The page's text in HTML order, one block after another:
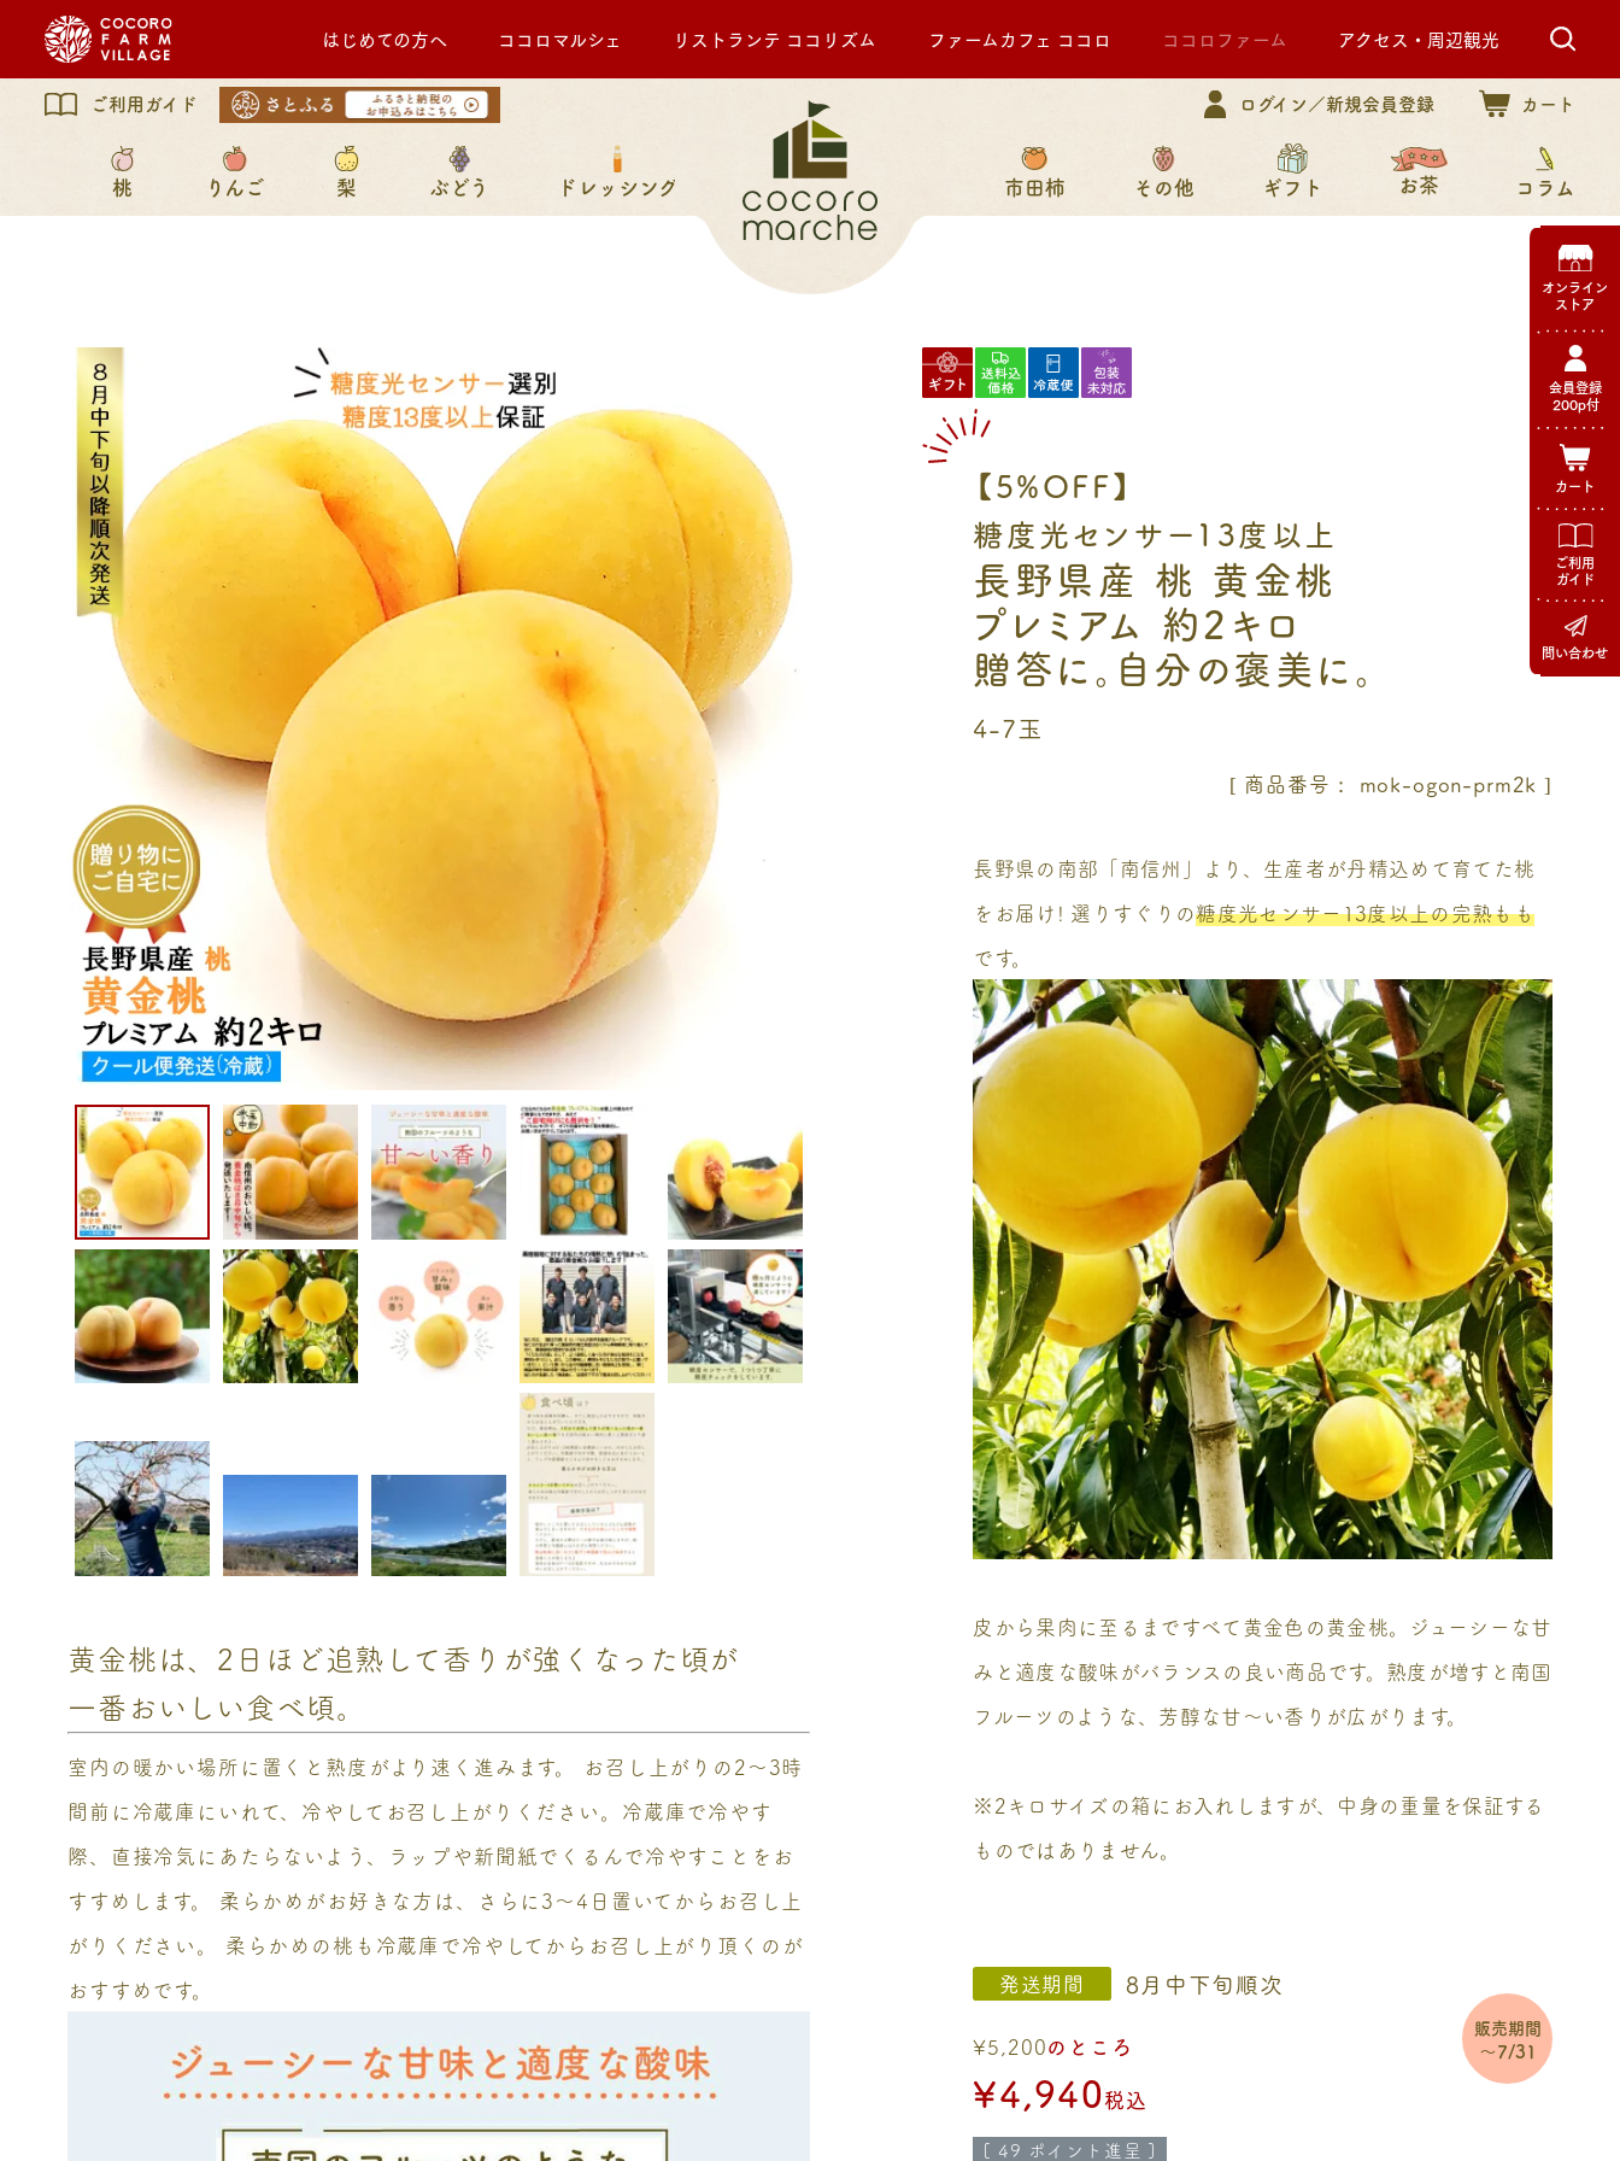
はじめての方へ ココロマルシェ リストランテ ココリズム ファームカフェ ココロ ココロファーム アクセス・周辺観光
ご利用ガイド ログイン／新規会員登録 カート
桃 りんご 梨 ぶどう ドレッシング 市田柿 その他 ギフト お茶 コラム
オンライン
ストア
会員登録
200p付
カート
ご利用
ガイド
問い合わせ
黄金桃は、2日ほど追熟して香りが強くなった頃が
一番おいしい食べ頃。
室内の暖かい場所に置くと熟度がより速く進みます。 お召し上がりの2～3時
間前に冷蔵庫にいれて、冷やしてお召し上がりください。冷蔵庫で冷やす
際、直接冷気にあたらないよう、ラップや新聞紙でくるんで冷やすことをお
すすめします。 柔らかめがお好きな方は、さらに3～4日置いてからお召し上
がりください。 柔らかめの桃も冷蔵庫で冷やしてからお召し上がり頂くのが
おすすめです。
【5%OFF】
糖度光センサー13度以上
長野県産 桃 黄金桃
プレミアム 約2キロ
贈答に。自分の褒美に。
4-7玉
商品番号 mok-ogon-prm2k
長野県の南部「南信州」より、生産者が丹精込めて育てた桃
をお届け! 選りすぐりの糖度光センサー13度以上の完熟もも
です。
皮から果肉に至るまですべて黄金色の黄金桃。ジューシーな甘
みと適度な酸味がバランスの良い商品です。熟度が増すと南国
フルーツのような、芳醇な甘～い香りが広がります。
※2キロサイズの箱にお入れしますが、中身の重量を保証する
ものではありません。
発送期間 8月中下旬順次
¥5,200のところ
¥4,940税込
販売期間
～7/31
[ 49 ポイント進呈 ]